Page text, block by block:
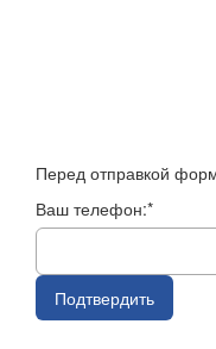
Перед отправкой
Ваш телефон:*
Подтвердить